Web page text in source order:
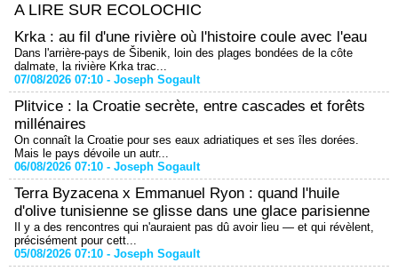
A LIRE SUR ECOLOCHIC
Krka : au fil d'une rivière où l'histoire coule avec l'eau
Dans l'arrière-pays de Šibenik, loin des plages bondées de la côte
dalmate, la rivière Krka trac...
07/08/2026 07:10 - Joseph Sogault
Plitvice : la Croatie secrète, entre cascades et forêts
millénaires
On connaît la Croatie pour ses eaux adriatiques et ses îles dorées.
Mais le pays dévoile un autr...
06/08/2026 07:10 - Joseph Sogault
Terra Byzacena x Emmanuel Ryon : quand l'huile
d'olive tunisienne se glisse dans une glace parisienne
Il y a des rencontres qui n'auraient pas dû avoir lieu — et qui révèlent,
précisément pour cett...
05/08/2026 07:10 - Joseph Sogault